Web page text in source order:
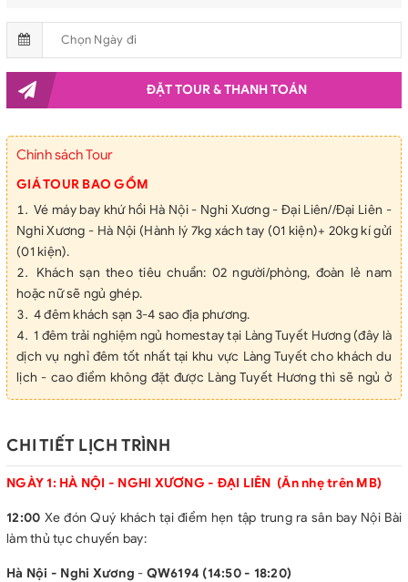
ĐẶT TOUR & THANH TOÁN
Chính sách Tour
GIÁ TOUR BAO GỒM
Vé máy bay khứ hồi Hà Nội - Nghi Xương - Đại Liên//Đại Liên -
Nghi Xương - Hà Nội (Hành lý 7kg xách tay (01 kiện)+ 20kg kí gửi
(01 kiện).
Khách sạn theo tiêu chuẩn: 02 người/phòng, đoàn lẻ nam
hoặc nữ sẽ ngủ ghép.
4 đêm khách sạn 3-4 sao địa phương.
1 đêm trải nghiệm ngủ homestay tại Làng Tuyết Hương (đây là
dịch vụ nghỉ đêm tốt nhất tại khu vực Làng Tuyết cho khách du
lịch - cao điểm không đặt được Làng Tuyết Hương thì sẽ ngủ ở
Nhị Lãng Hà).
trình tại Trung Quốc.
Xe đón tiễn sân bay Nội Bài.
Vé tham quan thắng cảnh tại các điểm du lịch trong chương
trình.
Các bữa ăn trong chương trình.
CHI TIẾT LỊCH TRÌNH
NGÀY 1: HÀ NỘI - NGHI XƯƠNG - ĐẠI LIÊN (Ăn nhẹ trên MB)
12:00 Xe đón Quý khách tại điểm hẹn tập trung ra sân bay Nội Bài
làm thủ tục chuyến bay:
Hà Nội - Nghi Xương - QW6194 (14:50 - 18:20)